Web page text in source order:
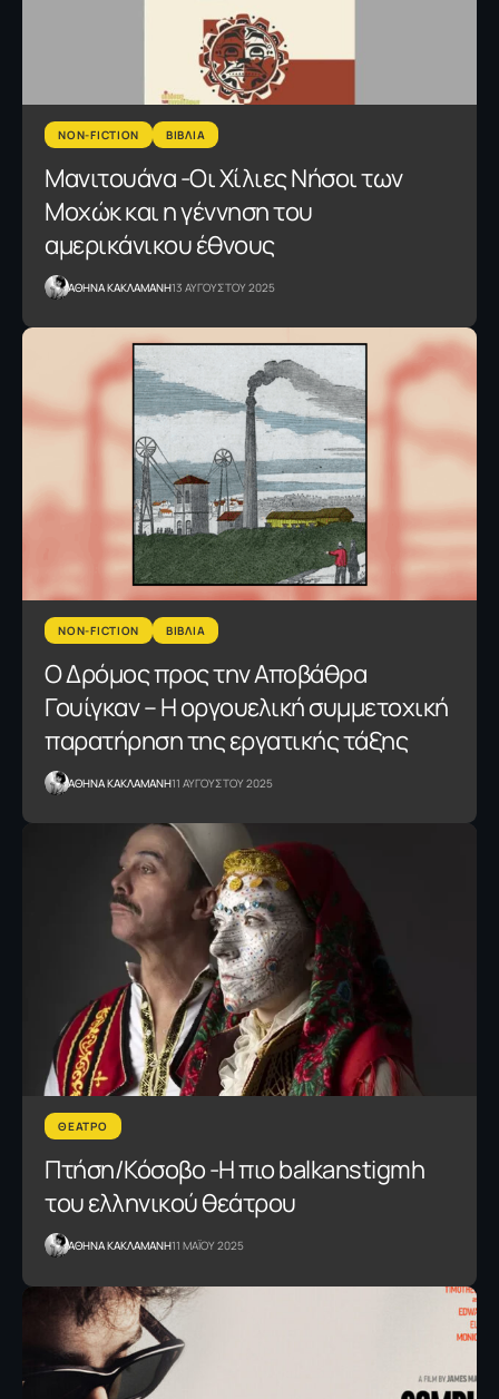
NON-FICTION ΒΙΒΛΙΑ
Μανιτουάνα -Οι Χίλιες Νήσοι των
Μοχώκ και η γέννηση του
αμερικάνικου έθνους
AΘΗΝΑ ΚΑΚΛΑΜΑΝΗ13 ΑΥΓΟΥΣΤΟΥ 2025
NON-FICTION ΒΙΒΛΙΑ
Ο Δρόμος προς την Αποβάθρα
Γουίγκαν – Η οργουελική συμμετοχική
παρατήρηση της εργατικής τάξης
AΘΗΝΑ ΚΑΚΛΑΜΑΝΗ11 ΑΥΓΟΥΣΤΟΥ 2025
ΘΕΑΤΡΟ
Πτήση/Κόσοβο -Η πιο balkanstigmh
του ελληνικού θεάτρου
AΘΗΝΑ ΚΑΚΛΑΜΑΝΗ11 ΜΑΪΟΥ 2025